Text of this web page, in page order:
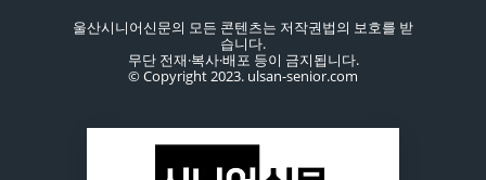
울산시니어신문의 모든 콘텐츠는 저작권법의 보호를 받
습니다.
무단 전재·복사·배포 등이 금지됩니다.
© Copyright 2023. ulsan-senior.com